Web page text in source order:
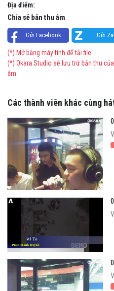
Địa điểm:
Chia sẻ bản thu âm
Gửi Facebook Gửi
(*) Mở bằng máy tính để tải file.
(*) Okara Studio sẽ lưu trữ bản thu
âm.
Các thành viên khác cùng